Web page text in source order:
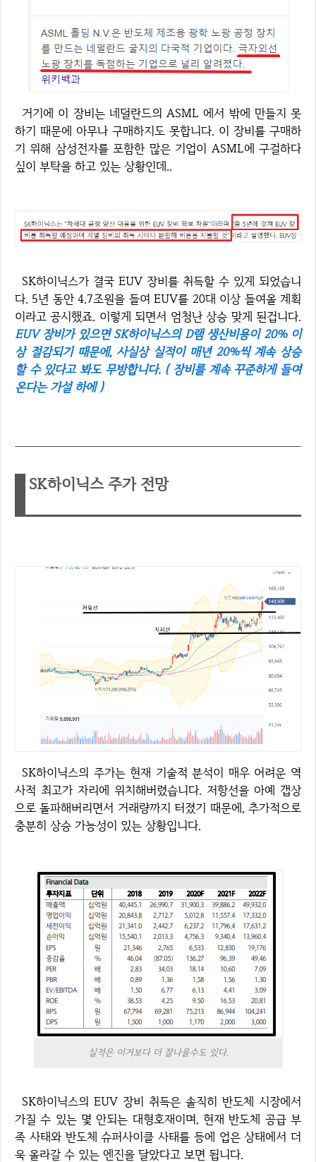
거기에 이 장비는 네덜란드의 ASML 에서 밖에 만들지 못
하기 때문에 아무나 구매하지도 못합니다. 이 장비를 구매하
기 위해 삼성전자를 포함한 많은 기업이 ASML에 구걸하다
싶이 부탁을 하고 있는 상황인데..
SK하이닉스가 결국 EUV 장비를 취득할 수 있게 되었습니
다. 5년 동안 4.7조원을 들여 EUV를 20대 이상 들여올 계획
이라고 공시했죠. 이렇게 되면서 엄청난 상승 맞게 된겁니다.
EUV 장비가 있으면 SK하이닉스의 D램 생산비용이 20% 이
상 절감되기 때문에, 사실상 실적이 매년 20%씩 계속 상승
할 수 있다고 봐도 무방합니다. ( 장비를 계속 꾸준하게 들여
온다는 가설 하에 )
SK하이닉스 주가 전망
SK하이닉스의 주가는 현재 기술적 분석이 매우 어려운 역
사적 최고가 자리에 위치해버렸습니다. 저항선을 아예 갭상
으로 돌파해버리면서 거래량까지 터졌기 때문에, 추가적으로
충분히 상승 가능성이 있는 상황입니다.
실적은 이거보다 더 잘나올수도 있다.
SK하이닉스의 EUV 장비 취득은 솔직히 반도체 시장에서
가질 수 있는 몇 안되는 대형호재이며, 현재 반도체 공급 부
족 사태와 반도체 슈퍼사이클 사태를 등에 업은 상태에서 더
욱 올라갈 수 있는 엔진을 달았다고 보면 됩니다.